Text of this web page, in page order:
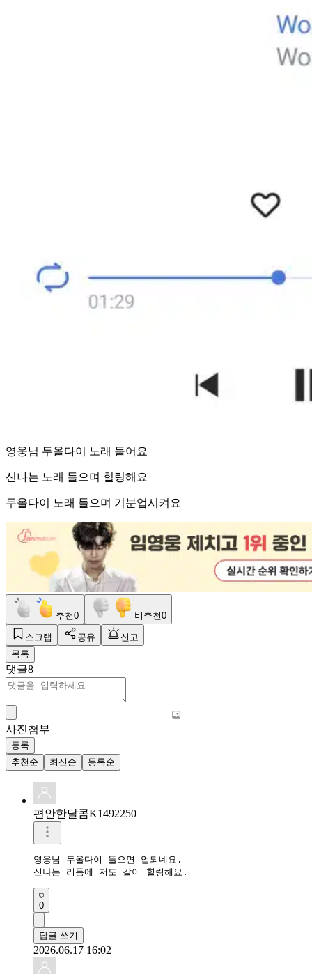
영웅님 두올다이 노래 들어요
신나는 노래 들으며 힐링해요
두올다이 노래 들으며 기분업시켜요
추천0 비추천0
스크랩 공유
신고
목록
댓글8
사진첨부
등록
추천순
최신순 등록순
편안한달콤K1492250
영웅님 두올다이 들으면 업되네요.
신나는 리듬에 저도 같이 힐링해요.
0
답글 쓰기
2026.06.17 16:02